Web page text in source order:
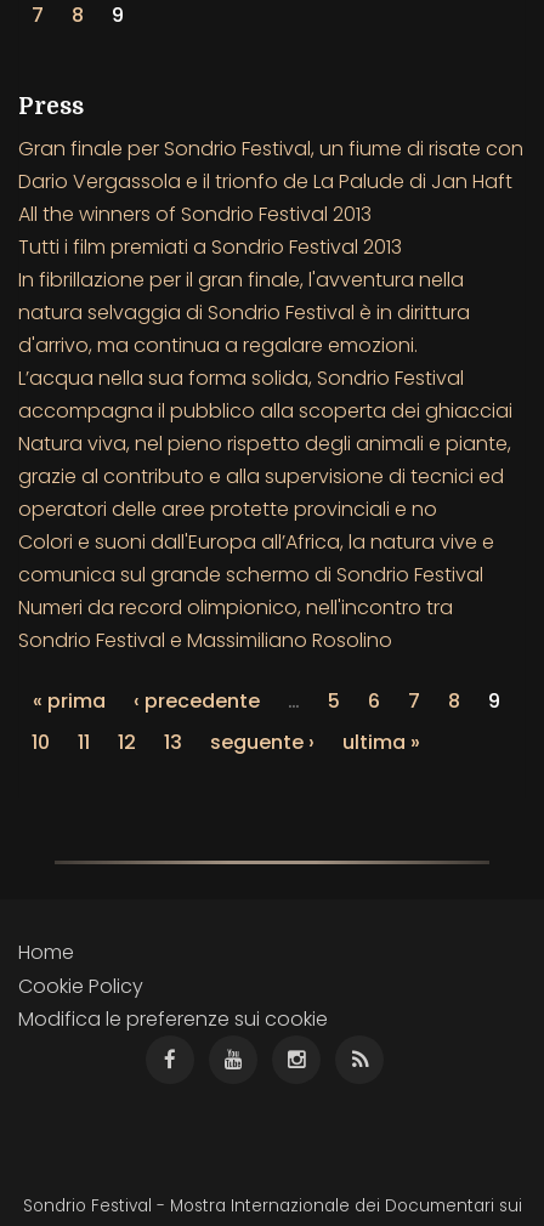
7
8 9
Press
Gran finale per Sondrio Festival, un fiume di risate con
Dario Vergassola e il trionfo de La Palude di Jan Haft
All the winners of Sondrio Festival 2013
Tutti i film premiati a Sondrio Festival 2013
In fibrillazione per il gran finale, l'avventura nella
natura selvaggia di Sondrio Festival è in dirittura
d'arrivo, ma continua a regalare emozioni.
L’acqua nella sua forma solida, Sondrio Festival
accompagna il pubblico alla scoperta dei ghiacciai
Natura viva, nel pieno rispetto degli animali e piante,
grazie al contributo e alla supervisione di tecnici ed
operatori delle aree protette provinciali e no
Colori e suoni dall'Europa all’Africa, la natura vive e
comunica sul grande schermo di Sondrio Festival
Numeri da record olimpionico, nell'incontro tra
Sondrio Festival e Massimiliano Rosolino
« prima ‹ precedente … 5 6 7 8
9
10
11 12 13 seguente › ultima »
Home
Cookie Policy
Modifica le preferenze sui cookie
Sondrio Festival - Mostra Internazionale dei Documentari sui